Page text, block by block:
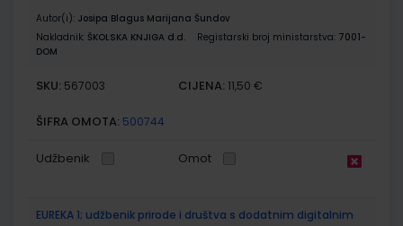
Autor(i): Josipa Blagus Marijana Šundov
Nakladnik: ŠKOLSKA KNJIGA d.d. Registarski broj ministarstva: 7001-
DOM
SKU: 567003 CIJENA: 11,50 €
ŠIFRA OMOTA: 500744
Udžbenik Omot
EUREKA 1; udžbenik prirode i društva s dodatnim digitalnim